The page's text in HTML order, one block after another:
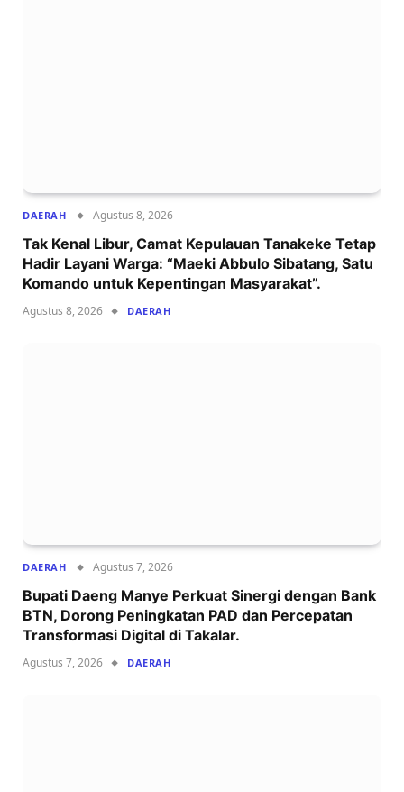
DAERAH Agustus 8, 2026
Tak Kenal Libur, Camat Kepulauan Tanakeke Tetap
Hadir Layani Warga: “Maeki Abbulo Sibatang, Satu
Komando untuk Kepentingan Masyarakat”.
Agustus 8, 2026 DAERAH
DAERAH Agustus 7, 2026
Bupati Daeng Manye Perkuat Sinergi dengan Bank
BTN, Dorong Peningkatan PAD dan Percepatan
Transformasi Digital di Takalar.
Agustus 7, 2026 DAERAH